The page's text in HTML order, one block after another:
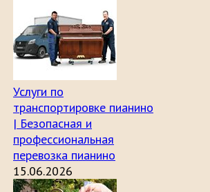
Услуги по
транспортировке пианино
| Безопасная и
профессиональная
перевозка пианино
15.06.2026